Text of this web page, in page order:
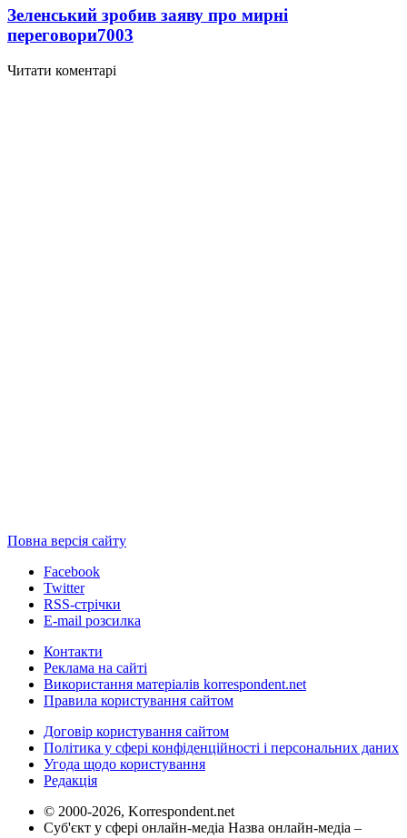
Зеленський зробив заяву про мирні
переговори7003
Читати коментарі
Повна версія сайту
Facebook
Twitter
RSS-стрічки
E-mail розсилка
Контакти
Реклама на сайті
Використання матеріалів korrespondent.net
Правила користування сайтом
Договір користування сайтом
Політика у сфері конфіденційності і персональних даних
Угода щодо користування
Редакція
© 2000-2026, Korrespondent.net
Суб'єкт у сфері онлайн-медіа Назва онлайн-медіа –